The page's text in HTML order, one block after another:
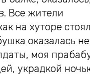
Все жители
на хуторе
оказалась
моя
украдкой